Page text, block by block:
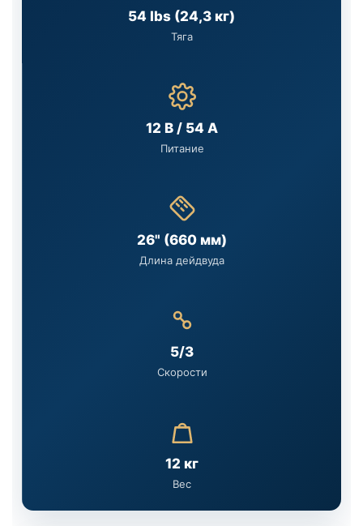
54 lbs (24,3 кг)
Тяга
12 В / 54 А
Питание
26" (660 мм)
Длина дейдвуда
5/3
Скорости
12 кг
Вес